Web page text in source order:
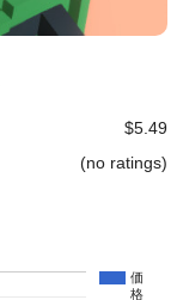
$5.49
(no ratings)
価
格